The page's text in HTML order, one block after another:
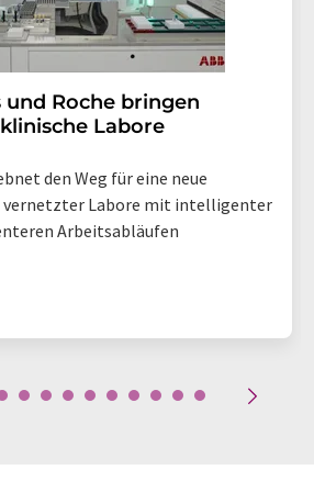
und Roche bringen
Labore
den Weg für eine neue
Labore mit intelligenter
Arbeitsabläufen